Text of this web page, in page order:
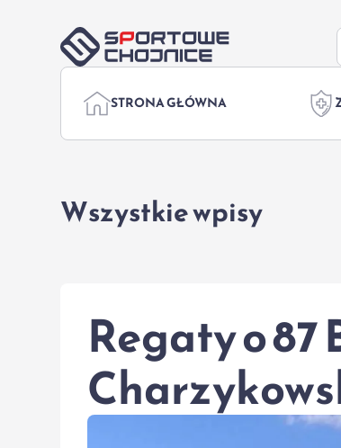
STRONA GŁÓWNA
Wszystkie wpisy
Regaty o